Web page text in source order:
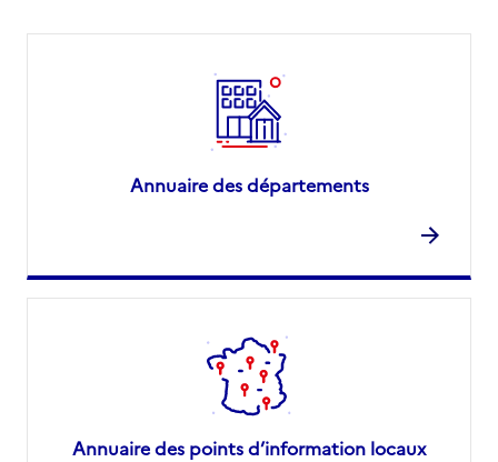
Annuaire des départements
Annuaire des points d’information locaux